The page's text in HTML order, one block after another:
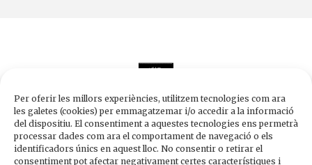
Per oferir les millors experiències, utilitzem tecnologies com ara
les galetes (cookies) per emmagatzemar i/o accedir a la informació
del dispositiu. El consentiment a aquestes tecnologies ens permetrà
processar dades com ara el comportament de navegació o els
identificadors únics en aquest lloc. No consentir o retirar el
consentiment pot afectar negativament certes característiques i
Edicions de 1984
Carrer Trafalgar, 10, 2n-2a A